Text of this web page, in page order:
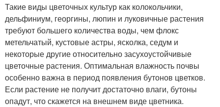
Такие виды цветочных культур как колокольчики,
дельфиниум, георгины, люпин и луковичные растения
требуют большего количества воды, чем флокс
метельчатый, кустовые астры, ясколка, седум и
некоторые другие относительно засухоустойчивые
цветочные растения. Оптимальная влажность почвы
особенно важна в период появления бутонов цветков.
Если растение не получит достаточно влаги, бутоны
опадут, что скажется на внешнем виде цветника.